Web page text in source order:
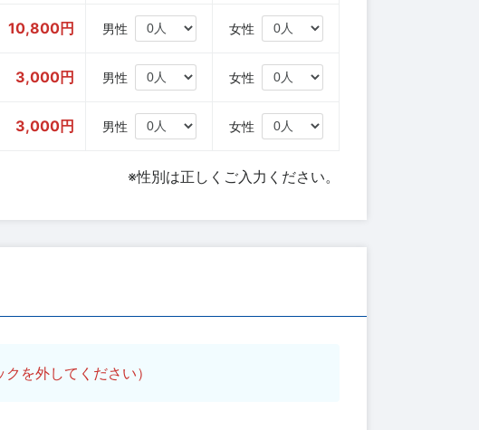
10,800円 男性 女性
3,000円 男性 女性
3,000円 男性 女性
※性別は正しくご入力ください。
クを外してください）